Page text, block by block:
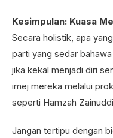
Kesimpulan: Kuasa
Secara holistik, apa
parti yang sedar
jika kekal menjadi diri
imej mereka melalui
seperti Hamzah
Jangan tertipu dengan